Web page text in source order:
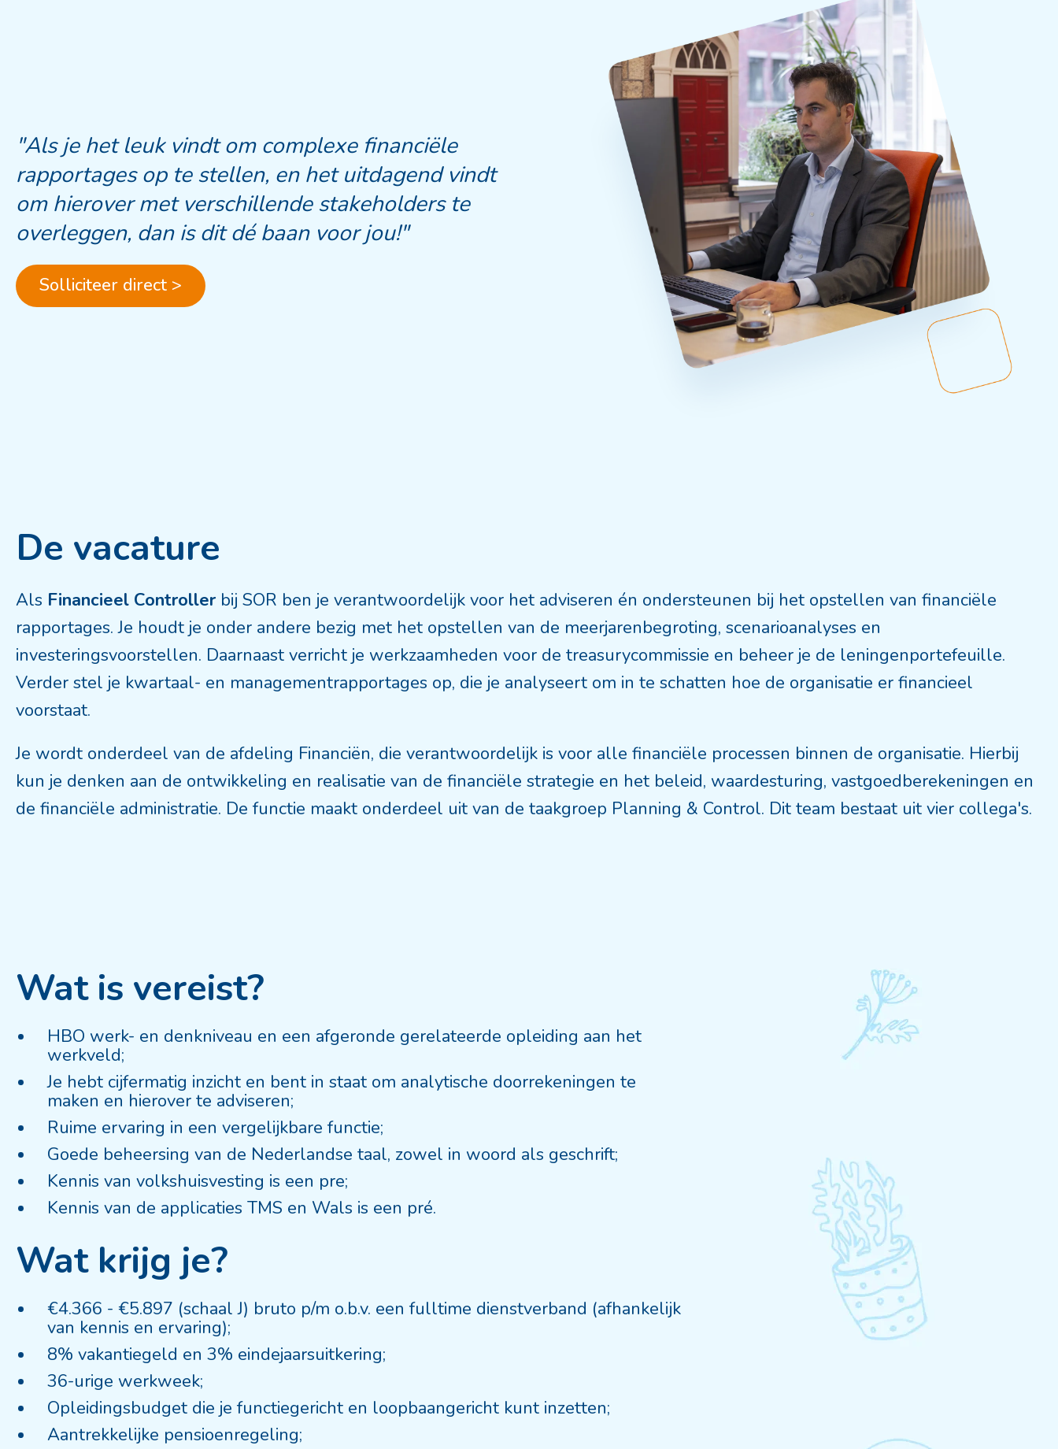
"Als je het leuk vindt om complexe financiële
rapportages op te stellen, en het uitdagend vindt
om hierover met verschillende stakeholders te
overleggen, dan is dit dé baan voor jou!"
Solliciteer direct >
De vacature
Als Financieel Controller bij SOR ben je verantwoordelijk voor het adviseren én ondersteunen bij het opstellen van financiële
rapportages. Je houdt je onder andere bezig met het opstellen van de meerjarenbegroting, scenarioanalyses en
investeringsvoorstellen. Daarnaast verricht je werkzaamheden voor de treasurycommissie en beheer je de leningenportefeuille.
Verder stel je kwartaal- en managementrapportages op, die je analyseert om in te schatten hoe de organisatie er financieel
voorstaat.
Je wordt onderdeel van de afdeling Financiën, die verantwoordelijk is voor alle financiële processen binnen de organisatie. Hierbij
kun je denken aan de ontwikkeling en realisatie van de financiële strategie en het beleid, waardesturing, vastgoedberekeningen en
de financiële administratie. De functie maakt onderdeel uit van de taakgroep Planning & Control. Dit team bestaat uit vier collega's.
Wat is vereist?
HBO werk- en denkniveau en een afgeronde gerelateerde opleiding aan het
werkveld;
Je hebt cijfermatig inzicht en bent in staat om analytische doorrekeningen te
maken en hierover te adviseren;
Ruime ervaring in een vergelijkbare functie;
Goede beheersing van de Nederlandse taal, zowel in woord als geschrift;
Kennis van volkshuisvesting is een pre;
Kennis van de applicaties TMS en Wals is een pré.
Wat krijg je?
€4.366 - €5.897 (schaal J) bruto p/m o.b.v. een fulltime dienstverband (afhankelijk
van kennis en ervaring);
8% vakantiegeld en 3% eindejaarsuitkering;
36-urige werkweek;
Opleidingsbudget die je functiegericht en loopbaangericht kunt inzetten;
Aantrekkelijke pensioenregeling;